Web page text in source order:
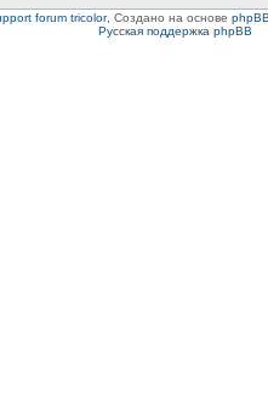
forum tricolor, Создано на основе phpBB
Русская поддержка phpBB